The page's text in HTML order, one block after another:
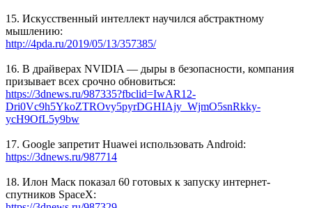
15. Искусственный интеллект научился абстрактному
мышлению:
http://4pda.ru/2019/05/13/357385/
16. В драйверах NVIDIA — дыры в безопасности, компания
призывает всех срочно обновиться:
https://3dnews.ru/987335?fbclid=IwAR12-
Dri0Vc9h5YkoZTROvy5pyrDGHIAjy_WjmO5snRkky-
ycH9OfL5y9bw
17. Google запретит Huawei использовать Android:
https://3dnews.ru/987714
18. Илон Маск показал 60 готовых к запуску интернет-
спутников SpaceX: